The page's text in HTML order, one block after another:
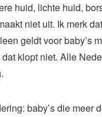
huid, lichte huid,
niet uit. Ik merk
geldt voor baby’s
klopt niet. Alle
baby’s die meer